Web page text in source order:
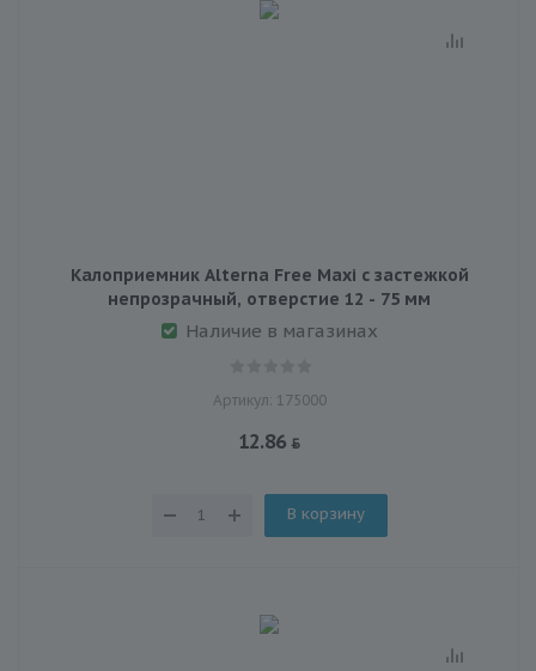
Калоприемник Alterna Free Maxi с застежкой
непрозрачный, отверстие 12 - 75 мм
Наличие в магазинах
Артикул: 175000
12.86
В корзину